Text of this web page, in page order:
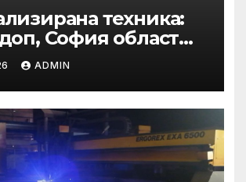
техника:
София област
и нови с ТОП
от цяла
— Bazar.bg
ADMIN